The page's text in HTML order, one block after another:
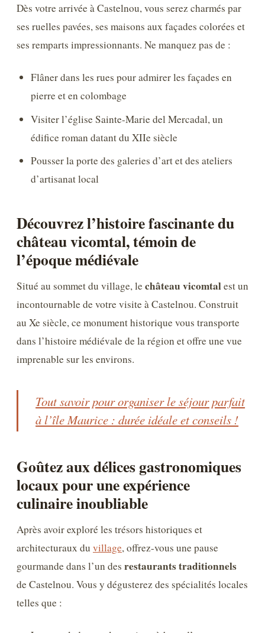
Dès votre arrivée à Castelnou, vous serez charmés par
ses ruelles pavées, ses maisons aux façades colorées et
ses remparts impressionnants. Ne manquez pas de :
Flâner dans les rues pour admirer les façades en
pierre et en colombage
Visiter l’église Sainte-Marie del Mercadal, un
édifice roman datant du XIIe siècle
Pousser la porte des galeries d’art et des ateliers
d’artisanat local
Découvrez l’histoire fascinante du
château vicomtal, témoin de
l’époque médiévale
Situé au sommet du village, le château vicomtalest un
incontournable de votre visite à Castelnou. Construit
au Xe siècle, ce monument historique vous transporte
dans l’histoire médiévale de la région et offre une vue
imprenable sur les environs.
Tout savoir pour organiser le séjour parfait
à l’île Maurice : durée idéale et conseils !
Goûtez aux délices gastronomiques
locaux pour une expérience
culinaire inoubliable
Après avoir exploré les trésors historiques et
architecturaux du village, offrez-vous une pause
gourmande dans l’un des restaurants traditionnels
de Castelnou. Vous y dégusterez des spécialités locales
telles que :